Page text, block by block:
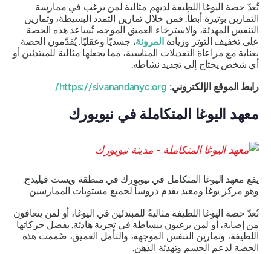
تُعدّ حصة اليوغا اللطيفة لديهم مثالية لمن يرغب في ممارسة
التمارين بوتيرة أبطأ. فمن خلال تمارين التمدد البسيطة، وتمارين
التنفس المهدئة، والاسترخاء العميق الموجه، تُساعد هذه الحصة
على تخفيف التوتر وزيادةالمرونة، جسديًا وعقليًا. يُقدّمون الحصة
بعناية مع مراعاة التعديلات المناسبة، مما يجعلها مثالية للمبتدئين أو
أي شخص يحتاج إلى تجديد نشاطه.
رابط الموقع الإلكتروني: https://sivanandanyc.org/
معهد اليوغا المتكاملة في نيويورك
يقع معهد اليوغا المتكامل في نيويورك في منطقة ويست فيليدج.
وهو مركز يوغا ومعبد يقدم دروساً لجميع مستويات الممارسين.
تُعدّ حصة اليوغا اللطيفة مثاليةً للمبتدئين في اليوغا، أو لمن يتعافون
من إصابة، أو لمن يرغبون ببساطة في تجربة هادئة. بفضل حركاتها
اللطيفة، وتمارين التنفس الموجهة، والتأمل العميق، صُممت هذه
الحصة لدعم الجسم وتهدئة الذهن.